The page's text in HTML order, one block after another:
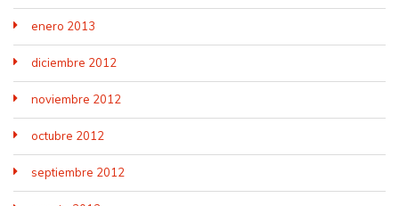
enero 2013
diciembre 2012
noviembre 2012
octubre 2012
septiembre 2012